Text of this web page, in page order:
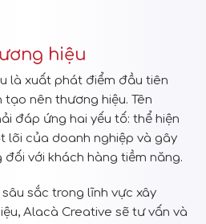
hiệu
là xuất phát điểm đầu tiên
nên thương hiệu. Tên
đáp ứng hai yếu tố: thể hiện
lõi của doanh nghiệp và gây
với khách hàng tiềm năng.
sắc trong lĩnh vực xây
Alacà Creative sẽ tư vấn và